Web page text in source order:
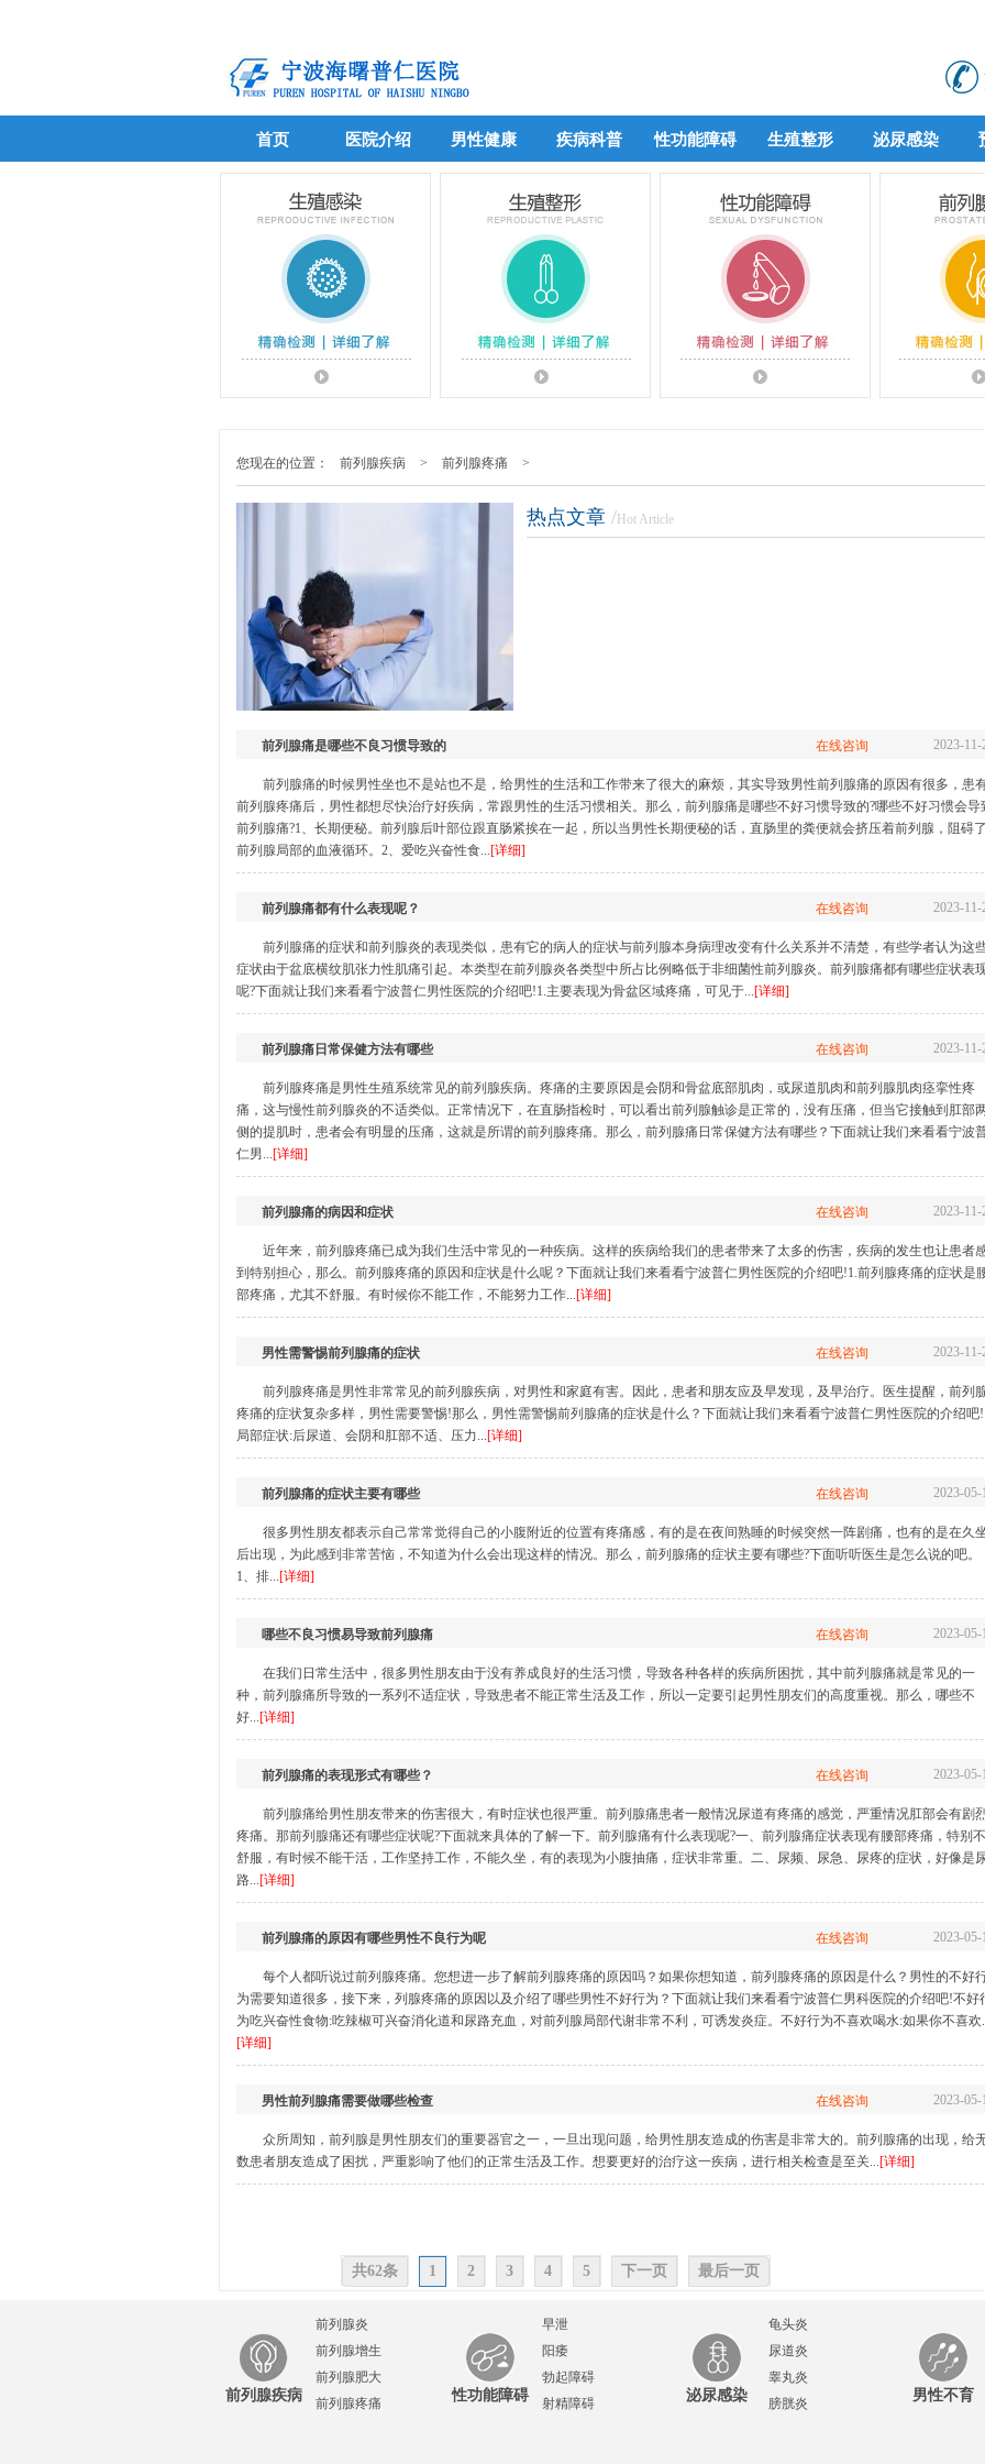
首页 医院介绍
医院介绍
男性健康 疾病科普
疾病科普
性功能障碍 生殖整形
生殖整形
泌尿感染
龟头炎 尿道炎 睾丸炎|附睾炎
生殖整形 性功能障碍 前列
您现在的位置： 前列腺疾病 > 前列腺疼痛 >
热点文章 / Hot Article
前列腺痛是哪些不良习惯导致的 在线咨询 2023-11-
前列腺痛的时候男性坐也不是站也不是，给男性的生活和工作带来了很大的麻烦，其实导致男性前列腺痛的原因有很多，患
前列腺疼痛后，男性都想尽快治疗好疾病，常跟男性的生活习惯相关。那么，前列腺痛是哪些不好习惯导致的?哪些不好习惯会导
前列腺痛?1、长期便秘。前列腺后叶部位跟直肠紧挨在一起，所以当男性长期便秘的话，直肠里的粪便就会挤压着前列腺，阻碍了
前列腺局部的血液循环。2、爱吃兴奋性食...[详细]
前列腺痛都有什么表现呢？ 在线咨询 2023-11-
前列腺痛的症状和前列腺炎的表现类似，患有它的病人的症状与前列腺本身病理改变有什么关系并不清楚，有些学者认为这
症状由于盆底横纹肌张力性肌痛引起。本类型在前列腺炎各类型中所占比例略低于非细菌性前列腺炎。前列腺痛都有哪些症状表
呢?下面就让我们来看看宁波普仁男性医院的介绍吧!1.主要表现为骨盆区域疼痛，可见于...[详细]
前列腺痛日常保健方法有哪些 在线咨询 2023-11-
前列腺疼痛是男性生殖系统常见的前列腺疾病。疼痛的主要原因是会阴和骨盆底部肌肉，或尿道肌肉和前列腺肌肉痉挛性疼
痛，这与慢性前列腺炎的不适类似。正常情况下，在直肠指检时，可以看出前列腺触诊是正常的，没有压痛，但当它接触到肛部
侧的提肌时，患者会有明显的压痛，这就是所谓的前列腺疼痛。那么，前列腺痛日常保健方法有哪些？下面就让我们来看看宁波
仁男...[详细]
前列腺痛的病因和症状 在线咨询 2023-11-
近年来，前列腺疼痛已成为我们生活中常见的一种疾病。这样的疾病给我们的患者带来了太多的伤害，疾病的发生也让患者
到特别担心，那么。前列腺疼痛的原因和症状是什么呢？下面就让我们来看看宁波普仁男性医院的介绍吧!1.前列腺疼痛的症状是
部疼痛，尤其不舒服。有时候你不能工作，不能努力工作...[详细]
男性需警惕前列腺痛的症状 在线咨询 2023-11-
前列腺疼痛是男性非常常见的前列腺疾病，对男性和家庭有害。因此，患者和朋友应及早发现，及早治疗。医生提醒，前列
疼痛的症状复杂多样，男性需要警惕!那么，男性需警惕前列腺痛的症状是什么？下面就让我们来看看宁波普仁男性医院的介绍吧
局部症状:后尿道、会阴和肛部不适、压力...[详细]
前列腺痛的症状主要有哪些 在线咨询 2023-05-
很多男性朋友都表示自己常常觉得自己的小腹附近的位置有疼痛感，有的是在夜间熟睡的时候突然一阵剧痛，也有的是在久
后出现，为此感到非常苦恼，不知道为什么会出现这样的情况。那么，前列腺痛的症状主要有哪些?下面听听医生是怎么说的吧。
1、排...[详细]
哪些不良习惯易导致前列腺痛 在线咨询 2023-05-
在我们日常生活中，很多男性朋友由于没有养成良好的生活习惯，导致各种各样的疾病所困扰，其中前列腺痛就是常见的一
种，前列腺痛所导致的一系列不适症状，导致患者不能正常生活及工作，所以一定要引起男性朋友们的高度重视。那么，哪些不
好...[详细]
前列腺痛的表现形式有哪些？ 在线咨询 2023-05-
前列腺痛给男性朋友带来的伤害很大，有时症状也很严重。前列腺痛患者一般情况尿道有疼痛的感觉，严重情况肛部会有剧
疼痛。那前列腺痛还有哪些症状呢?下面就来具体的了解一下。前列腺痛有什么表现呢?一、前列腺痛症状表现有腰部疼痛，特别不
舒服，有时候不能干活，工作坚持工作，不能久坐，有的表现为小腹抽痛，症状非常重。二、尿频、尿急、尿疼的症状，好像是
路...[详细]
前列腺痛的原因有哪些男性不良行为呢 在线咨询 2023-05-
每个人都听说过前列腺疼痛。您想进一步了解前列腺疼痛的原因吗？如果你想知道，前列腺疼痛的原因是什么？男性的不好
为需要知道很多，接下来，列腺疼痛的原因以及介绍了哪些男性不好行为？下面就让我们来看看宁波普仁男科医院的介绍吧!不好
为吃兴奋性食物:吃辣椒可兴奋消化道和尿路充血，对前列腺局部代谢非常不利，可诱发炎症。不好行为不喜欢喝水:如果你不喜欢
[详细]
男性前列腺痛需要做哪些检查 在线咨询 2023-05-
众所周知，前列腺是男性朋友们的重要器官之一，一旦出现问题，给男性朋友造成的伤害是非常大的。前列腺痛的出现，给
数患者朋友造成了困扰，严重影响了他们的正常生活及工作。想要更好的治疗这一疾病，进行相关检查是至关...[详细]
共62条 1 2 3 4 5 下一页 最后一页
前列腺疾病
前列腺炎
前列腺增生
前列腺肥大
前列腺疼痛
性功能障碍
早泄
阳痿
勃起障碍
射精障碍
泌尿感染
龟头炎
尿道炎
睾丸炎
膀胱炎
男性不育